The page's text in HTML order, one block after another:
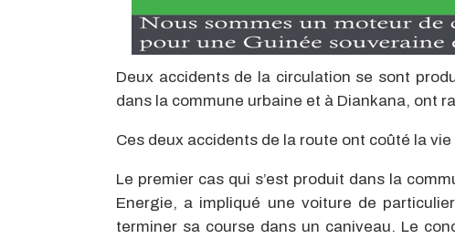
Deux accidents de la circulation se sont
dans la commune urbaine et à Diankana, ont
Ces deux accidents de la route ont coûté la
Le premier cas qui s’est produit dans la
Energie, a impliqué une voiture de
terminer sa course dans un caniveau. Le